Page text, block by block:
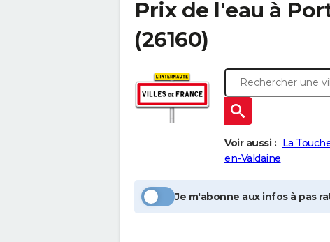
Prix de l'eau à
(26160)
Voir aussi : La
en-Valdaine
Je m'abonne aux infos à pas